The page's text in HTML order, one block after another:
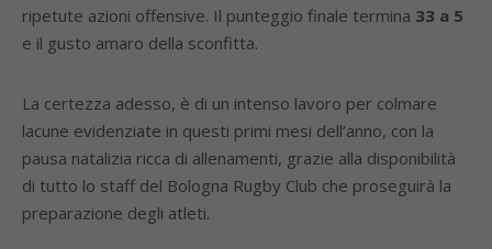
ripetute azioni offensive. Il punteggio finale termina 33 a 5
e il gusto amaro della sconfitta.
La certezza adesso, è di un intenso lavoro per colmare
lacune evidenziate in questi primi mesi dell’anno, con la
pausa natalizia ricca di allenamenti, grazie alla disponibilità
di tutto lo staff del Bologna Rugby Club che proseguirà la
preparazione degli atleti.